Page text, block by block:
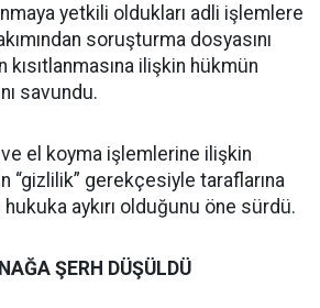
yetkili oldukları adli işlemlere
soruşturma dosyasını
ilişkin hükmün
savundu.
el koyma işlemlerine ilişkin
“gizlilik” gerekçesiyle taraflarına
aykırı olduğunu öne sürdü.
ŞERH DÜŞÜLDÜ